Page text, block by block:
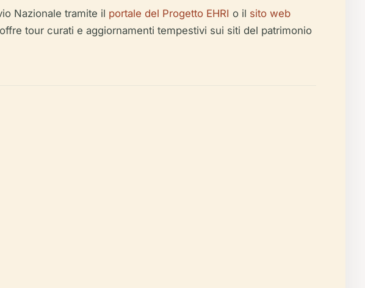
Nazionale tramite il portale del Progetto EHRI o il sito web
tour curati e aggiornamenti tempestivi sui siti del patrimonio